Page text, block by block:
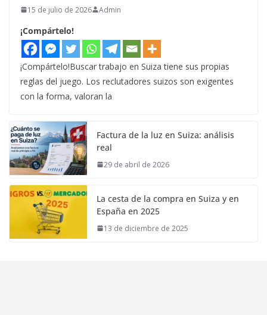
15 de julio de 2026 Admin
¡Compártelo!
¡Compártelo!Buscar trabajo en Suiza tiene sus propias
reglas del juego. Los reclutadores suizos son exigentes
con la forma, valoran la
Factura de la luz en Suiza: análisis
real
29 de abril de 2026
La cesta de la compra en Suiza y en
España en 2025
13 de diciembre de 2025